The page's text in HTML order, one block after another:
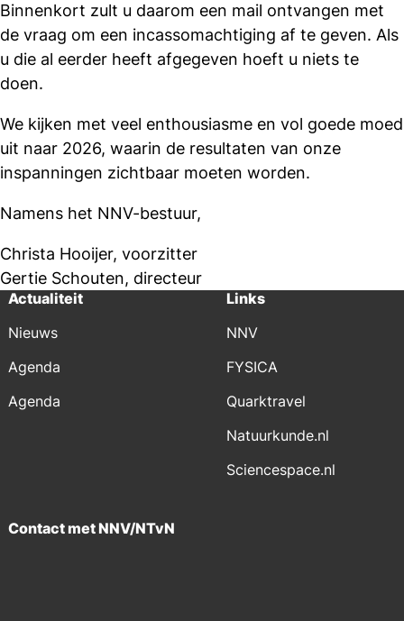
Binnenkort zult u daarom een mail ontvangen met
de vraag om een incassomachtiging af te geven. Als
u die al eerder heeft afgegeven hoeft u niets te
doen.
We kijken met veel enthousiasme en vol goede moed
uit naar 2026, waarin de resultaten van onze
inspanningen zichtbaar moeten worden.
Namens het NNV-bestuur,
Christa Hooijer, voorzitter
Gertie Schouten, directeur
Actualiteit
Nieuws
Agenda
Agenda
Links
NNV
FYSICA
Quarktravel
Natuurkunde.nl
Sciencespace.nl
Contact met NNV/NTvN